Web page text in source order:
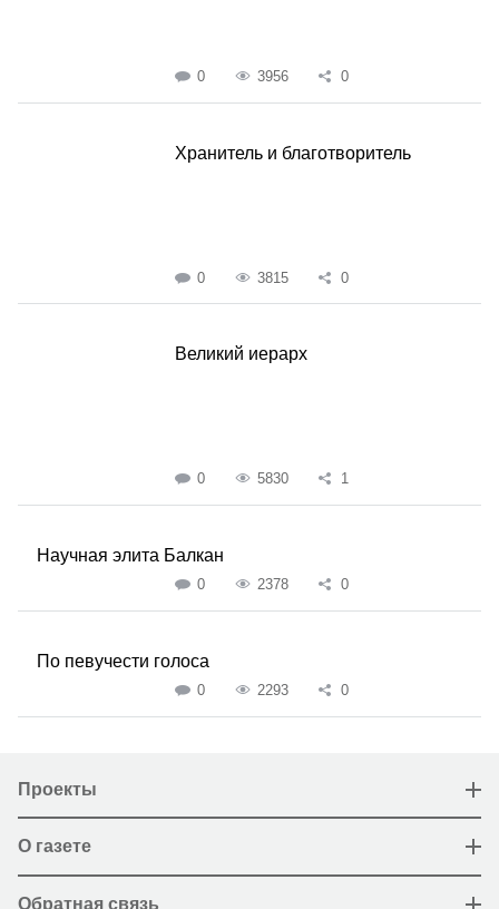
0 3956 0
Хранитель и благотворитель
0 3815 0
Великий иерарх
0 5830 1
Научная элита Балкан
0 2378 0
По певучести голоса
0 2293 0
Проекты
О газете
Обратная связь